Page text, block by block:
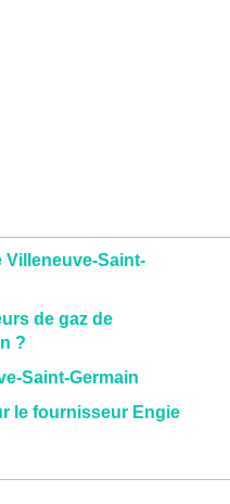
Villeneuve-Saint-
de gaz de
?
Saint-Germain
le fournisseur Engie